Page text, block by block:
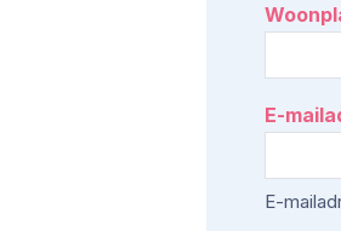
E-
E-